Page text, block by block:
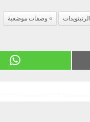
الرتينويدات وصفات موضعية